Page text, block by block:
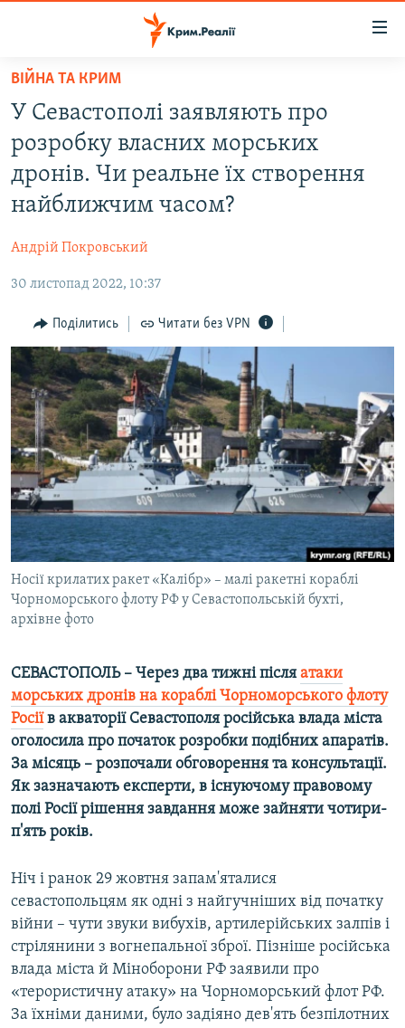
Перейти
основного
матеріалу
Перейти
до
основної
Перейти
до
ВОДА.КРИМ
ВІДЕО ТА ФОТО
ПОЛІТИКА
ПОГЛЯД
ІНТЕРВ'Ю
ВСЕ ЗА ДЕНЬ
СПЕЦПРОЕКТИ
ДЕПОРТАЦІЯ
ВІДЕОУРОКИ «ELIFBE»
СВІДЧЕННЯ ОКУПАЦІЇ
УКРАЇНСЬКА ПРОБЛЕМА КРИМУ
ІНФОГРАФІКА
ЯК ОБІЙТИ БЛОКУВАННЯ
Русский
Qırımtatar
ДОЛУЧАЙСЯ!
Усі сайти RFE/RL
ВІЙНА ТА КРИМ
У Севастополі заявляють про
розробку власних морських
дронів. Чи реальне їх створення
найближчим часом?
Андрій Покровський
30 листопад 2022, 10:37
Поділитись Читати без VPN
Носії крилатих ракет «Калібр» – малі ракетні кораблі
Чорноморського флоту РФ у Севастопольській бухті,
архівне фото
СЕВАСТОПОЛЬ – Через два тижні після атаки
морських дронів на кораблі Чорноморського флоту
Росіїв акваторії Севастополя російська влада міста
оголосила про початок розробки подібних апаратів.
За місяць – розпочали обговорення та консультації.
Як зазначають експерти, в існуючому правовому
полі Росії рішення завдання може зайняти чотири-
п'ять років.
Ніч і ранок 29 жовтня запам'яталися
севастопольцям як одні з найгучніших від початку
війни – чути звуки вибухів, артилерійських залпів і
стрілянини з вогнепальної зброї. Пізніше російська
влада міста й Міноборони РФ заявили про
«терористичну атаку» на Чорноморський флот РФ.
За їхніми даними, було задіяно дев'ять безпілотних